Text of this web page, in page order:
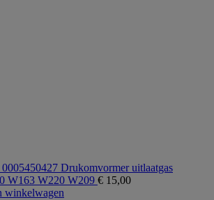
Drukomvormer uitlaatgas
W163 W220 W209 € 15,00
winkelwagen